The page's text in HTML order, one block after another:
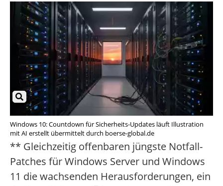
Windows 10: Countdown für Sicherheits-Updates läuft Illustration
mit AI erstellt übermittelt durch boerse-global.de
** Gleichzeitig offenbaren jüngste Notfall-
Patches für Windows Server und Windows
11 die wachsenden Herausforderungen, ein